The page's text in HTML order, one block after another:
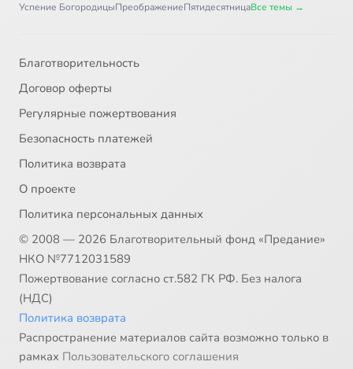
Успение БогородицыПреображениеПятидесятницаВсе темы →
Благотворительность
Договор оферты
Регулярные пожертвования
Безопасность платежей
Политика возврата
О проекте
Политика персональных данных
© 2008 — 2026 Благотворительный фонд «Предание»
НКО №7712031589
Пожертвование согласно ст.582 ГК РФ. Без налога
(НДС)
Политика возврата
Распространение материалов сайта возможно только в
рамках Пользовательского соглашения